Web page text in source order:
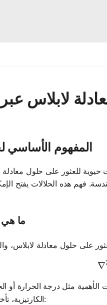
المفهوم الأساسي
حيوية للعثور على حلول
فهم هذه الحلالات يفتح
ما هي
∇
الأهمية مثل درجة الحرارة أو
الكارتيزية، تأخذ هذه المعادلة الشكل التالي: